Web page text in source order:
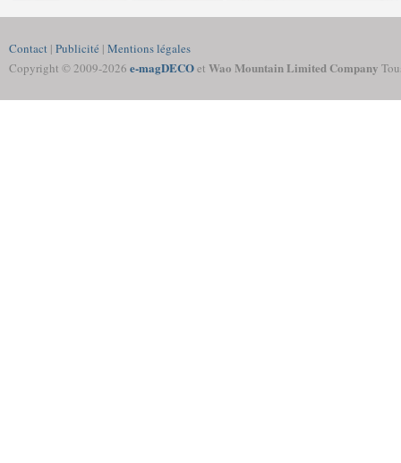
Contact | Publicité | Mentions légales
Copyright © 2009-2026 e-magDECOet Wao Mountain Limited Company